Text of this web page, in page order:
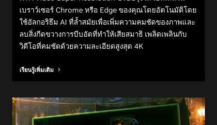
เบราว์เซอร์ Chrome หรือ Edge ของคุณโดยอัตโนมัติโดย
ใช้อัลกอริธึม AI ที่ล้ำสมัยเพื่อเพิ่มความคมชัดของภาพและ
ลบสิ่งกีดขวางการบีบอัดที่ทำให้เสียสมาธิ เพลิดเพลินกับ
วิดีโอที่คมชัดด้วยความละเอียดสูงสุด 4K
เรียนรู้เพิ่มเติม